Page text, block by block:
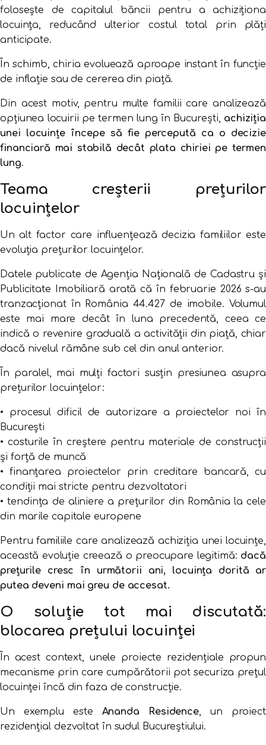
folosește decapitalul băncii pentru aachiziționa
locuința, reducândulteriorcostul total prin plăți
anticipate.
Înschimb,chiriaevoluează aproape instantîn funcție
de inflație saudecerereadin piață.
Din acest motiv, pentru multefamiliicare analizează
opțiunea locuirii petermenlungîn București, achiziția
unei locuințe începe să fie percepută ca o decizie
financiară mai stabilă decât plata chiriei pe termen
lung.
Teama creșterii prețurilor
locuințelor
Unalt factor care influențeazădecizia familiiloreste
evoluția prețurilorlocuințelor.
Datele publicate de Agenția Națională de Cadastru și
Publicitate Imobiliară aratăcăîn februarie 2026s-au
tranzacționat în România 44.427 de imobile. Volumul
este mai maredecâtîn luna precedentă, ceeace
indicăo revenire graduală aactivității din piață, chiar
dacă nivelul rămânesub celdin anulanterior.
În paralel, mai mulți factori susțin presiunea asupra
prețurilor locuințelor:
• procesuldificil deautorizare a proiectelor noiîn
București
•costurileîncreștere pentru materialedeconstrucții
și forțăde muncă
• finanțarea proiectelor prin creditare bancară,cu
condiții mai stricte pentrudezvoltatori
•tendința de alinierea prețurilor din Românialacele
din marile capitaleeuropene
Pentrufamiliile careanalizează achiziția unei locuințe,
această evoluție creează o preocupare legitimă: dacă
prețurile cresc în următorii ani, locuința dorită ar
putea deveni mai greu de accesat.
O soluțietot mai discutată:
blocarea prețului locuinței
În acest context, unele proiecte rezidențiale propun
mecanisme princarecumpărătorii potsecuriza prețul
locuinței încă dinfaza deconstrucție.
Un exemplueste Ananda Residence, un proiect
rezidențial dezvoltat în sudul Bucureștiului.